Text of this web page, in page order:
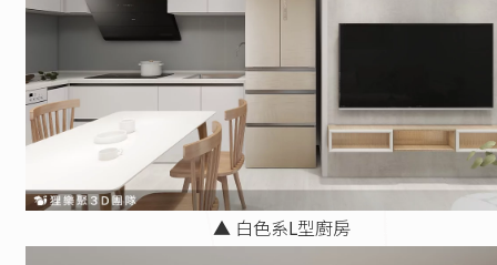
▲ 白色系L型廚房